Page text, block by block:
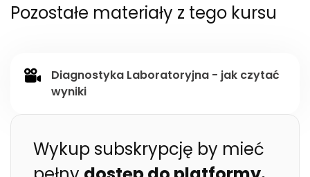
Pozostałe materiały z tego kursu
Diagnostyka Laboratoryjna - jak czytać
wyniki
Wykup subskrypcję by mieć